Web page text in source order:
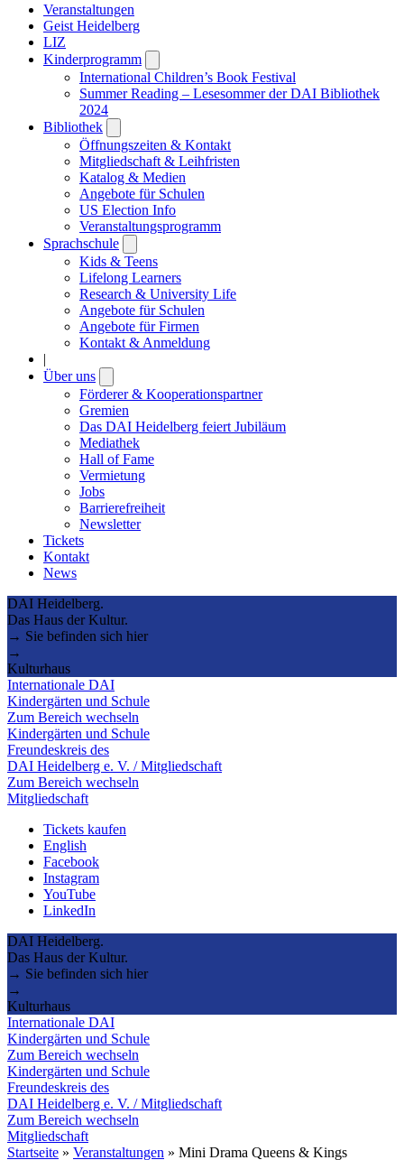
Veranstaltungen
Geist Heidelberg
LIZ
Kinderprogramm
submenu
International Children’s Book Festival
Summer Reading – Lesesommer der DAI Bibliothek
2024
Bibliothek
submenu
Öffnungszeiten & Kontakt
Mitgliedschaft & Leihfristen
Katalog & Medien
Angebote für Schulen
US Election Info
Veranstaltungsprogramm
Sprachschule
submenu
Kids & Teens
Lifelong Learners
Research & University Life
Angebote für Schulen
Angebote für Firmen
Kontakt & Anmeldung
|
Über uns
submenu
Förderer & Kooperationspartner
Gremien
Das DAI Heidelberg feiert Jubiläum
Mediathek
Hall of Fame
Vermietung
Jobs
Barrierefreiheit
Newsletter
Tickets
Kontakt
News
DAI Heidelberg.
Das Haus der Kultur.
→ Sie befinden sich hier
→
Kulturhaus
Internationale DAI
Kindergärten und Schule
Zum Bereich wechseln
Kindergärten und Schule
Freundeskreis des
DAI Heidelberg e. V. / Mitgliedschaft
Zum Bereich wechseln
Mitgliedschaft
Tickets kaufen
English
Facebook
Instagram
YouTube
LinkedIn
DAI Heidelberg.
Das Haus der Kultur.
→ Sie befinden sich hier
→
Kulturhaus
Internationale DAI
Kindergärten und Schule
Zum Bereich wechseln
Kindergärten und Schule
Freundeskreis des
DAI Heidelberg e. V. / Mitgliedschaft
Zum Bereich wechseln
Mitgliedschaft
Startseite » Veranstaltungen » Mini Drama Queens & Kings